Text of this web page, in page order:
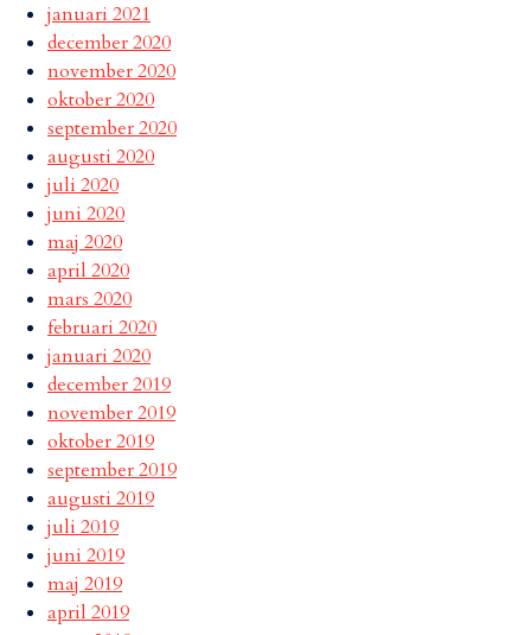
januari 2021
december 2020
november 2020
oktober 2020
september 2020
augusti 2020
juli 2020
juni 2020
maj 2020
april 2020
mars 2020
februari 2020
januari 2020
december 2019
november 2019
oktober 2019
september 2019
augusti 2019
juli 2019
juni 2019
maj 2019
april 2019